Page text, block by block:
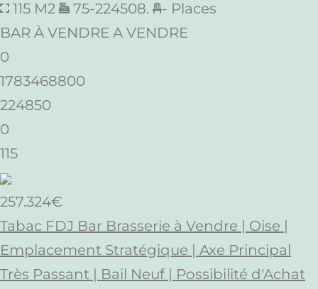
115 M2
75-224508.
- Places
BAR À VENDRE A VENDRE
0
1783468800
224850
0
115
257.324€
Tabac FDJ Bar Brasserie à Vendre | Oise |
Emplacement Stratégique | Axe Principal
Très Passant | Bail Neuf | Possibilité d'Achat